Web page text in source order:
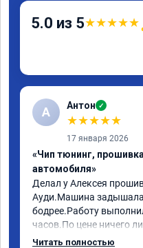
5.0 из 5★★★★★
А Антон ✓
★★★★★
17 января 2026
«Чип тюнинг,
автомобиля»
Делал у Алексея
Ауди.Машина
бодрее.Работу
часов.По цене ничего
как договаривались
Читать полностью